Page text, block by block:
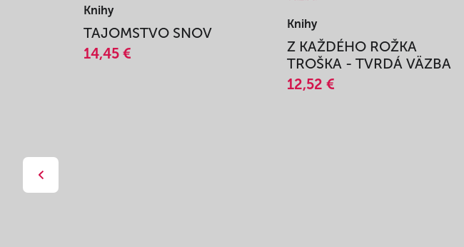
Knihy
TAJOMSTVO SNOV
14,45 €
Knihy
Z KAŽDÉHO ROŽKA
TROŠKA - TVRDÁ VÄZBA
12,52 €